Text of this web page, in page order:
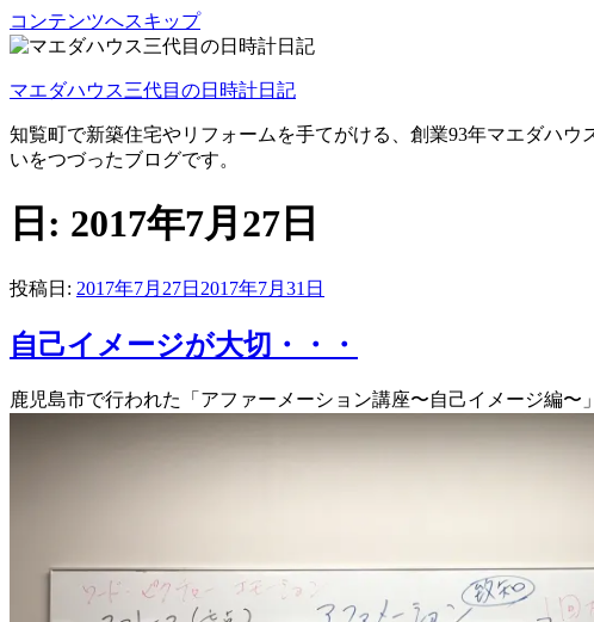
コンテンツへスキップ
マエダハウス三代目の日時計日記
知覧町で新築住宅やリフォームを手てがける、創業93年マエダハ
いをつづったブログです。
日: 2017年7月27日
投稿日: 2017年7月27日 2017年7月31日
自己イメージが大切・・・
鹿児島市で行われた「アファーメーション講座〜自己イメージ編〜